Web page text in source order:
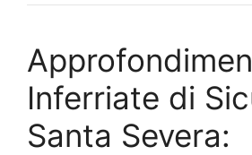
Inferriate di
Santa Severa: